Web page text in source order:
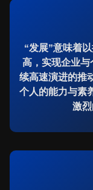
“发展”意味着
高，实现企业
续高速演进的推
个人的能力与素
激烈